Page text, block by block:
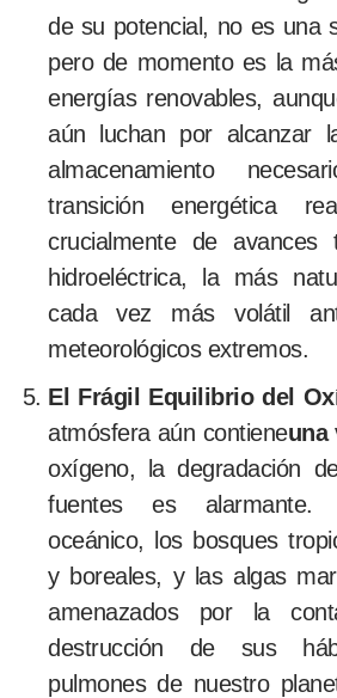
de su potencial, no es una
pero de momento es la
energías renovables,
aún luchan por alcanzar
almacenamiento
transición energética
crucialmente de avances
hidroeléctrica, la más
cada vez más volátil
meteorológicos extremos.
El Frágil Equilibrio del
atmósfera aún contieneuna
oxígeno, la degradación
fuentes es alarmante.
oceánico, los bosques
y boreales, y las algas
amenazados por la
destrucción de sus
pulmones de nuestro